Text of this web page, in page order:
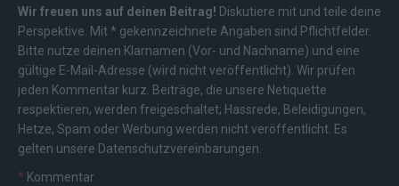
Wir freuen uns auf deinen Beitrag! Diskutiere mit und teile deine
Perspektive. Mit * gekennzeichnete Angaben sind Pflichtfelder.
Bitte nutze deinen Klarnamen (Vor- und Nachname) und eine
gültige E-Mail-Adresse (wird nicht veröffentlicht). Wir prüfen
jeden Kommentar kurz. Beiträge, die unsere Netiquette
respektieren, werden freigeschaltet; Hassrede, Beleidigungen,
Hetze, Spam oder Werbung werden nicht veröffentlicht. Es
gelten unsere Datenschutzvereinbarungen
* Kommentar